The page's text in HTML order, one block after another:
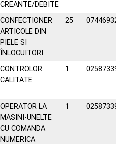
CREANTE/DEBITE
CONFECTIONER
ARTICOLE DIN
PIELE SI
ÎNLOCUITORI
25
CONTROLOR
CALITATE
1
OPERATOR LA
MASINI-UNELTE
CU COMANDA
NUMERICA
1